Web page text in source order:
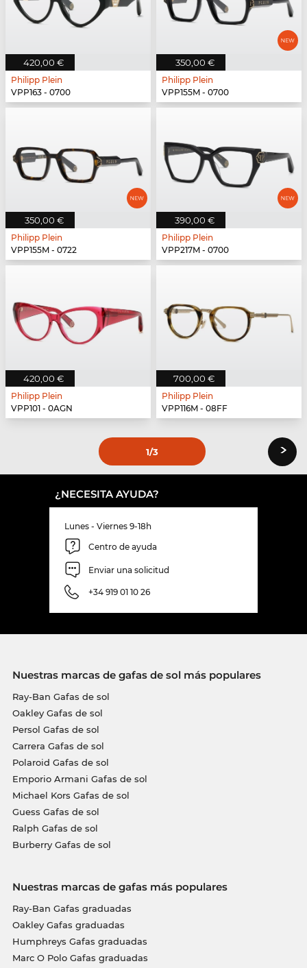
420,00 €
Philipp Plein
VPP163 - 0700
350,00 €
Philipp Plein
VPP155M - 0700
350,00 €
Philipp Plein
VPP155M - 0722
390,00 €
Philipp Plein
VPP217M - 0700
420,00 €
Philipp Plein
VPP101 - 0AGN
700,00 €
Philipp Plein
VPP116M - 08FF
1/3 ›
¿NECESITA AYUDA?
Lunes - Viernes 9-18h
Centro de ayuda
Enviar una solicitud
+34 919 01 10 26
Nuestras marcas de gafas de sol más populares
Ray-Ban Gafas de sol
Oakley Gafas de sol
Persol Gafas de sol
Carrera Gafas de sol
Polaroid Gafas de sol
Emporio Armani Gafas de sol
Michael Kors Gafas de sol
Guess Gafas de sol
Ralph Gafas de sol
Burberry Gafas de sol
Nuestras marcas de gafas más populares
Ray-Ban Gafas graduadas
Oakley Gafas graduadas
Humphreys Gafas graduadas
Marc O Polo Gafas graduadas